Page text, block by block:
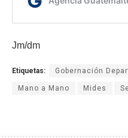
Jm/dm
Etiquetas: Gobernación
Mano a Mano Mides